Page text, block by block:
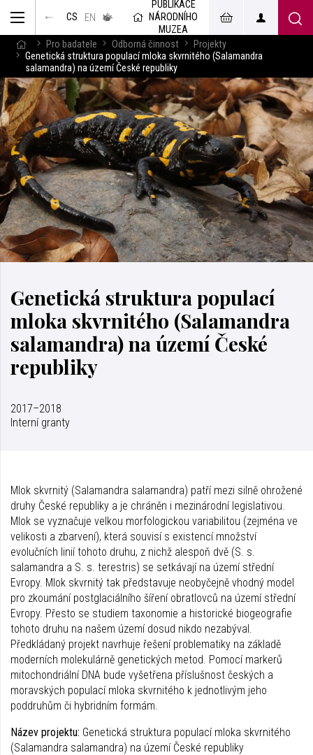
CS EN
v českém
jazyce
PUBLIKACE
NÁRODNÍHO
MUZEA
Pro badatele
Odborná činnost
Projekty
Genetická struktura populací mloka skvrnitého (Salamandra
salamandra) na území České republiky
Genetická struktura populací
mloka skvrnitého (Salamandra
salamandra) na území České
republiky
2017–2018
Interní granty
Mlok skvrnitý (Salamandra salamandra) patří mezi silně ohrožené
druhy České republiky a je chráněn i mezinárodní legislativou.
Mlok se vyznačuje velkou morfologickou variabilitou (zejména ve
velikosti a zbarvení), která souvisí s existencí množství
evolučních linií tohoto druhu, z nichž alespoň dvě (S. s.
salamandra a S. s. terestris) se setkávají na území střední
Evropy. Mlok skvrnitý tak představuje neobyčejně vhodný model
pro zkoumání postglaciálního šíření obratlovců na území střední
Evropy. Přesto se studiem taxonomie a historické biogeografie
tohoto druhu na našem území dosud nikdo nezabýval.
Předkládaný projekt navrhuje řešení problematiky na základě
moderních molekulárně genetických metod. Pomocí markerů
mitochondriální DNA bude vyšetřena příslušnost českých a
moravských populací mloka skvrnitého k jednotlivým jeho
poddruhům či hybridním formám.
Název projektu: Genetická struktura populací mloka skvrnitého
(Salamandra salamandra) na území České republiky